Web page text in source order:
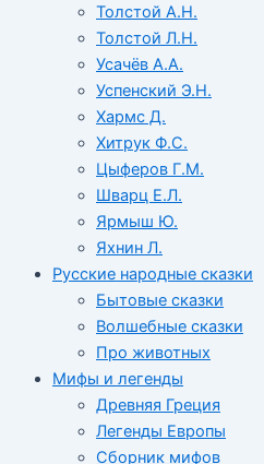
Толстой А.Н.
Толстой Л.Н.
Усачёв А.А.
Успенский Э.Н.
Хармс Д.
Хитрук Ф.С.
Цыферов Г.М.
Шварц Е.Л.
Ярмыш Ю.
Яхнин Л.
Русские народные сказки
Бытовые сказки
Волшебные сказки
Про животных
Мифы и легенды
Древняя Греция
Легенды Европы
Сборник мифов